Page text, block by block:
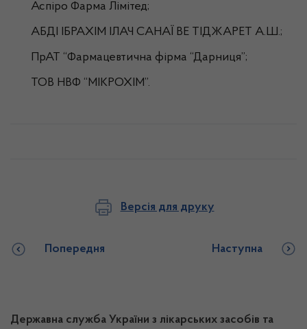
Аспіро Фарма Лімітед;
АБДІ ІБРАХІМ ІЛАЧ САНАЇ ВЕ ТІДЖАРЕТ А.Ш.;
ПрАТ “Фармацевтична фірма “Дарниця”;
ТОВ НВФ “МІКРОХІМ”.
Версія для друку
Попередня Наступна
Державна служба України з лікарських засобів та